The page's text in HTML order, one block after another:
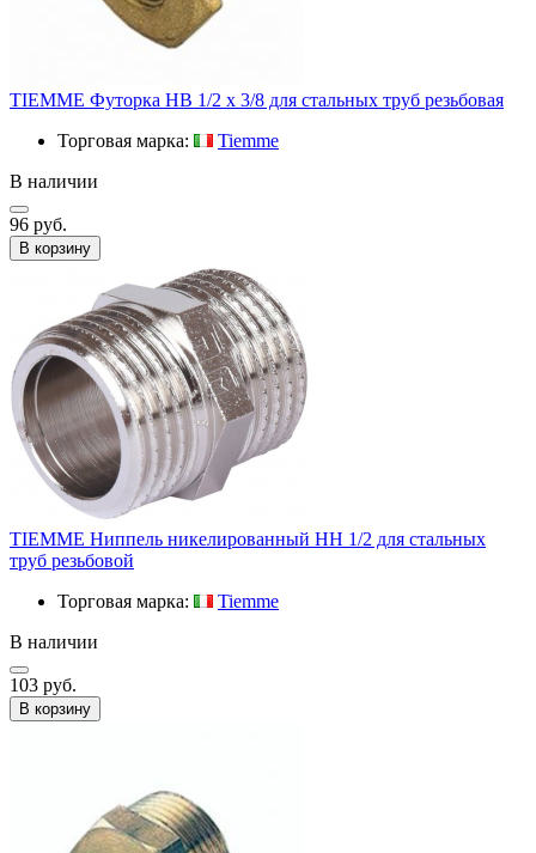
TIEMME Футорка НВ 1/2 х 3/8 для стальных труб резьбовая
Торговая марка:
Tiemme
В наличии
96 руб.
В корзину
TIEMME Ниппель никелированный HH 1/2 для стальных
труб резьбовой
Торговая марка:
Tiemme
В наличии
103 руб.
В корзину